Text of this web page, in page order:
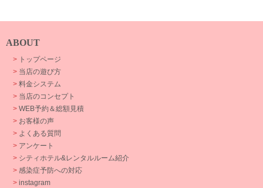
ABOUT
> トップページ
> 当店の遊び方
> 料金システム
> 当店のコンセプト
> WEB予約＆総額見積
> お客様の声
> よくある質問
> アンケート
> シティホテル&レンタルルーム紹介
> 感染症予防への対応
> instagram